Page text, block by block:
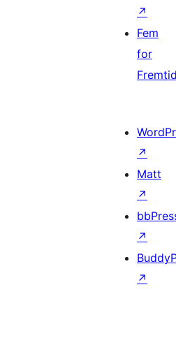
↗
Fem
for
↗
Matt
↗
↗
↗